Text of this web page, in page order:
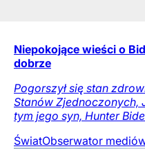
Niepokojące wieści o
dobrze
Pogorszył się stan
Stanów Zjednoczonych,
tym jego syn, Hunter
ŚwiatObserwator